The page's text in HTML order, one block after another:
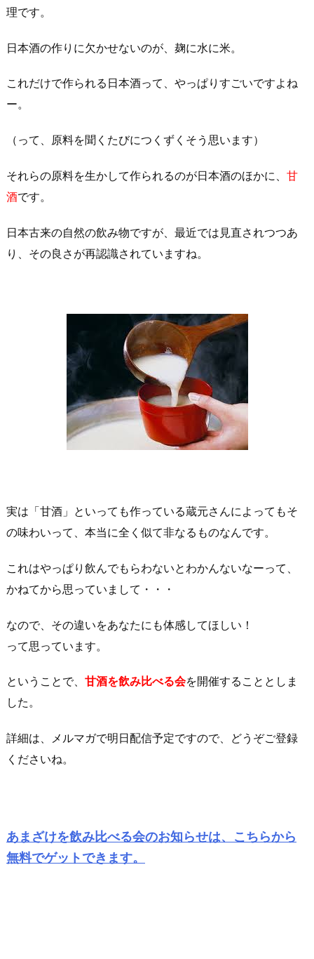
理です。
日本酒の作りに欠かせないのが、麹に水に米。
これだけで作られる日本酒って、やっぱりすごいですよね
ー。
（って、原料を聞くたびにつくずくそう思います）
それらの原料を生かして作られるのが日本酒のほかに、 甘
酒です。
日本古来の自然の飲み物ですが、最近では見直されつつあ
り、その良さが再認識されていますね。
実は「甘酒」といっても作っている蔵元さんによってもそ
の味わいって、本当に全く似て非なるものなんです。
これはやっぱり飲んでもらわないとわかんないなーって、
かねてから思っていまして・・・
なので、その違いをあなたにも体感してほしい！
って思っています。
ということで、 甘酒を飲み比べる会を開催することとしま
した。
詳細は、メルマガで明日配信予定ですので、どうぞご登録
くださいね。
あまざけを飲み比べる会のお知らせは、こちらから
無料でゲットできます。